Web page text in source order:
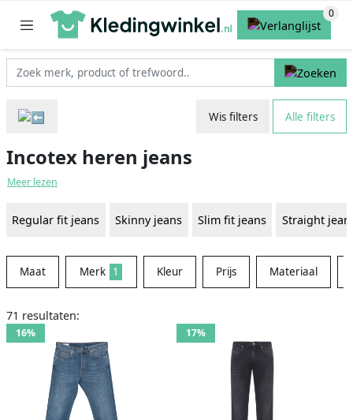
Wis filters Alle filters
Incotex heren jeans
Meer lezen
Regular fit jeans Skinny jeans Slim fit jeans Straight
Maat Merk 1 Kleur Prijs Materiaal
71 resultaten:
16% 17%